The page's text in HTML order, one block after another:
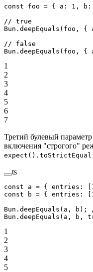
const foo = { a: 1 , b:
// true
Bun. deepEquals (foo, {
// false
Bun. deepEquals (foo, {
1
2
3
4
5
6
7
Третий булевый
включения "строгого"
ts
const a = { entries: [
const b = { entries: [
Bun. deepEquals (a, b);
Bun. deepEquals (a, b,
1
2
3
4
5